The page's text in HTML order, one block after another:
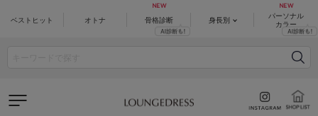
ベストヒット オトナ 骨格診断 身長別
パーソナル
カラー